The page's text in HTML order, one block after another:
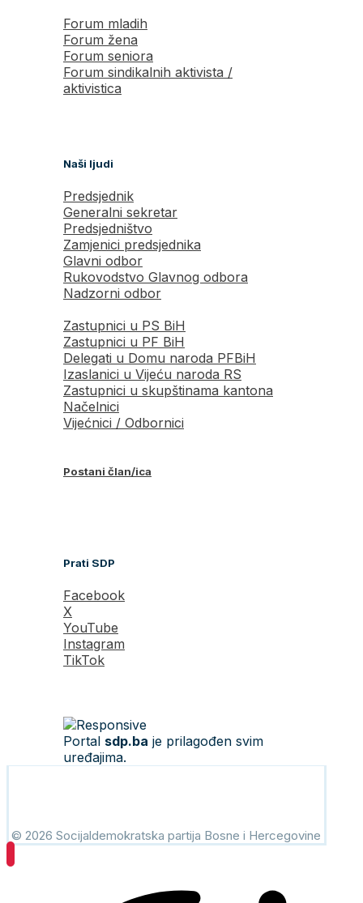
Forum mladih
Forum žena
Forum seniora
Forum sindikalnih aktivista /
aktivistica
Naši ljudi
Predsjednik
Generalni sekretar
Predsjedništvo
Zamjenici predsjednika
Glavni odbor
Rukovodstvo Glavnog odbora
Nadzorni odbor
Zastupnici u PS BiH
Zastupnici u PF BiH
Delegati u Domu naroda PFBiH
Izaslanici u Vijeću naroda RS
Zastupnici u skupštinama kantona
Načelnici
Vijećnici / Odbornici
Postani član/ica
Prati SDP
Facebook
X
YouTube
Instagram
TikTok
Portal sdp.ba je prilagođen svim
uređajima.
© 2026 Socijaldemokratska partija Bosne i Hercegovine